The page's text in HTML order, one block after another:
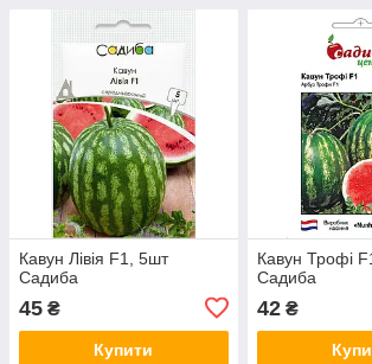
Кавун Лівія F1, 5шт
Садиба
45 ₴
Купити
Кавун Трофі
Садиба
42₴